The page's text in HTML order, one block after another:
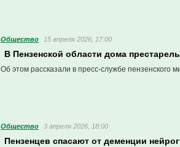
Общество 15 апреля 2026, 17:00
В Пензенской области дома
Об этом рассказали в пресс-службе пензенского
Общество 3 апреля 2026, 18:00
Пензенцев спасают от деменции